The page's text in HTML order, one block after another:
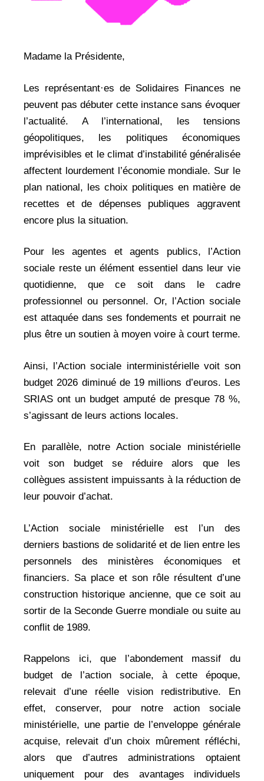
Madame la Présidente,
Les représentant·es de Solidaires Finances ne
peuvent pas débuter cette instance sans évoquer
l’actualité. A l’international, les tensions
géopolitiques, les politiques économiques
imprévisibles et le climat d’instabilité généralisée
affectent lourdement l’économie mondiale. Sur le
plan national, les choix politiques en matière de
recettes et de dépenses publiques aggravent
encore plus la situation.
Pour les agentes et agents publics, l’Action
sociale reste un élément essentiel dans leur vie
quotidienne, que ce soit dans le cadre
professionnel ou personnel. Or, l’Action sociale
est attaquée dans ses fondements et pourrait ne
plus être un soutien à moyen voire à court terme.
Ainsi, l’Action sociale interministérielle voit son
budget 2026 diminué de 19 millions d’euros. Les
SRIAS ont un budget amputé de presque 78 %,
s’agissant de leurs actions locales.
En parallèle, notre Action sociale ministérielle
voit son budget se réduire alors que les
collègues assistent impuissants à la réduction de
leur pouvoir d’achat.
L’Action sociale ministérielle est l’un des
derniers bastions de solidarité et de lien entre les
personnels des ministères économiques et
financiers. Sa place et son rôle résultent d’une
construction historique ancienne, que ce soit au
sortir de la Seconde Guerre mondiale ou suite au
conflit de 1989.
Rappelons ici, que l’abondement massif du
budget de l’action sociale, à cette époque,
relevait d’une réelle vision redistributive. En
effet, conserver, pour notre action sociale
ministérielle, une partie de l’enveloppe générale
acquise, relevait d’un choix mûrement réfléchi,
alors que d’autres administrations optaient
uniquement pour des avantages individuels